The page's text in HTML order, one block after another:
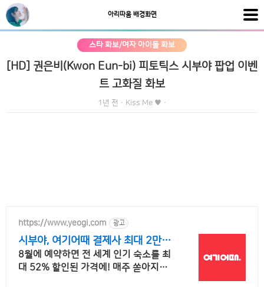
아리따움 배경화면
스타 화보/여자 아이돌 화보
[HD] 권은비(Kwon Eun-bi) 피토틱스 시부야 팝업 이벤
트 고화질 화보
1년 전 · Kiss Me ♥ ·
https://www.yeogi.com 광고
시부야, 여기어때 결제사 최대 2만원
추가할인
8월에 예약하면 전 세계 인기 숙소를 최
대 52% 할인된 가격에! 매주 쏟아지는